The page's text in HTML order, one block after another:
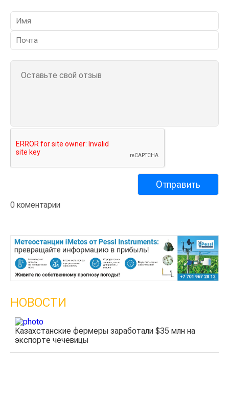
0 коментарии
НОВОСТИ
Казахстанские фермеры заработали $35 млн на
экспорте чечевицы